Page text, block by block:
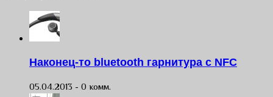
Наконец-то bluetooth гарнитура с NFC
05.04.2013 - 0 комм.